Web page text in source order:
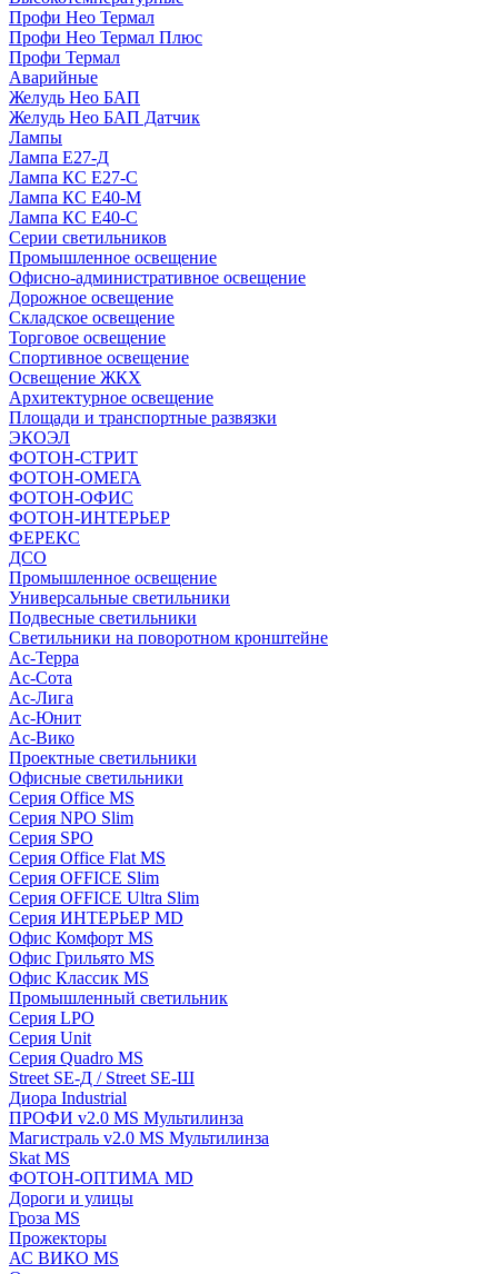
Профи Нео Термал
Профи Нео Термал Плюс
Профи Термал
Аварийные
Желудь Нео БАП
Желудь Нео БАП Датчик
Лампы
Лампа Е27-Д
Лампа КС Е27-С
Лампа КС Е40-М
Лампа КС Е40-С
Серии светильников
Промышленное освещение
Офисно-административное освещение
Дорожное освещение
Складское освещение
Торговое освещение
Спортивное освещение
Освещение ЖКХ
Архитектурное освещение
Площади и транспортные развязки
ЭКОЭЛ
ФОТОН-СТРИТ
ФОТОН-ОМЕГА
ФОТОН-ОФИС
ФОТОН-ИНТЕРЬЕР
ФЕРЕКС
ДСО
Промышленное освещение
Универсальные светильники
Подвесные светильники
Светильники на поворотном кронштейне
Ас-Терра
Ас-Сота
Ас-Лига
Ас-Юнит
Ас-Вико
Проектные светильники
Офисные светильники
Серия Office MS
Серия NPO Slim
Серия SPO
Серия Office Flat MS
Серия OFFICE Slim
Серия OFFICE Ultra Slim
Серия ИНТЕРЬЕР MD
Офис Комфорт MS
Офис Грильято MS
Офис Классик MS
Промышленный светильник
Серия LPO
Серия Unit
Серия Quadro MS
Street SE-Д / Street SE-Ш
Диора Industrial
ПРОФИ v2.0 MS Мультилинза
Магистраль v2.0 MS Мультилинза
Skat MS
ФОТОН-ОПТИМА MD
Дороги и улицы
Гроза MS
Прожекторы
АС ВИКО MS